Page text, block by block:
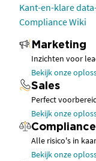
Kant-en-klare
Compliance Wiki
Marketing
Inzichten voor
Bekijk onze
Sales
Perfect
Bekijk onze
Compliance
Alle risico's in
Bekijk onze